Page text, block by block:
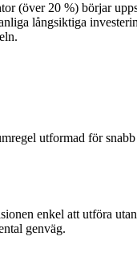
(över 20 %) börjar
långsiktiga
utformad för
enkel att utföra
genväg.